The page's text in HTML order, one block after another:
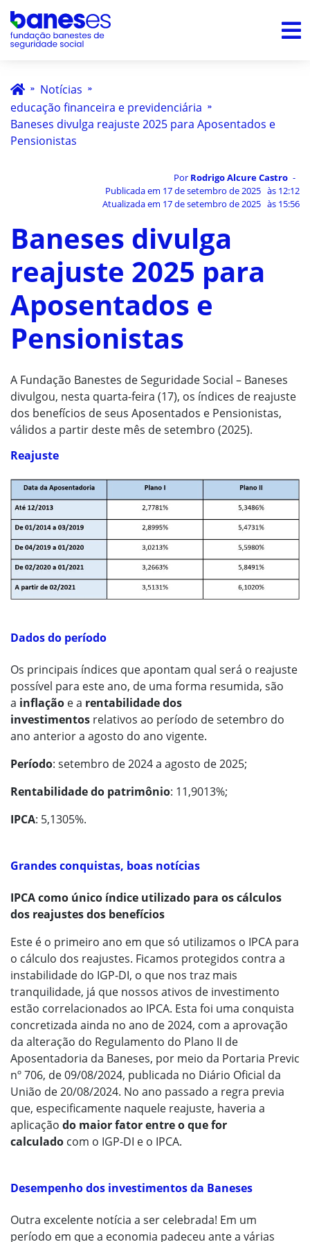
Notícias
educação financeira e previdenciária
Baneses divulga reajuste 2025 para Aposentados e
Pensionistas
Por Rodrigo Alcure Castro
Publicada em 17 de setembro de 2025 às 12:12
Atualizada em 17 de setembro de 2025 às 15:56
Baneses divulga
reajuste 2025 para
Aposentados e
Pensionistas
A Fundação Banestes de Seguridade Social – Baneses
divulgou, nesta quarta-feira (17), os índices de reajuste
dos benefícios de seus Aposentados e Pensionistas,
válidos a partir deste mês de setembro (2025).
Reajuste
Dados do período
Os principais índices que apontam qual será o reajuste
possível para este ano, de uma forma resumida, são
a inflação e a rentabilidade dos
investimentos relativos ao período de setembro do
ano anterior a agosto do ano vigente.
Período: setembro de 2024 a agosto de 2025;
Rentabilidade do patrimônio: 11,9013%;
IPCA: 5,1305%.
Grandes conquistas, boas notícias
IPCA como único índice utilizado para os cálculos
dos reajustes dos benefícios
Este é o primeiro ano em que só utilizamos o IPCA para
o cálculo dos reajustes. Ficamos protegidos contra a
instabilidade do IGP-DI, o que nos traz mais
tranquilidade, já que nossos ativos de investimento
estão correlacionados ao IPCA. Esta foi uma conquista
concretizada ainda no ano de 2024, com a aprovação
da alteração do Regulamento do Plano II de
Aposentadoria da Baneses, por meio da Portaria Previc
nº 706, de 09/08/2024, publicada no Diário Oficial da
União de 20/08/2024. No ano passado a regra previa
que, especificamente naquele reajuste, haveria a
aplicação do maior fator entre o que for
calculado com o IGP-DI e o IPCA.
Desempenho dos investimentos da Baneses
Outra excelente notícia a ser celebrada! Em um
período em que a economia padeceu ante a várias